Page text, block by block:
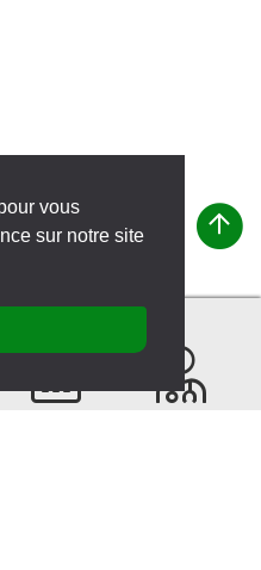
vous
sur notre site